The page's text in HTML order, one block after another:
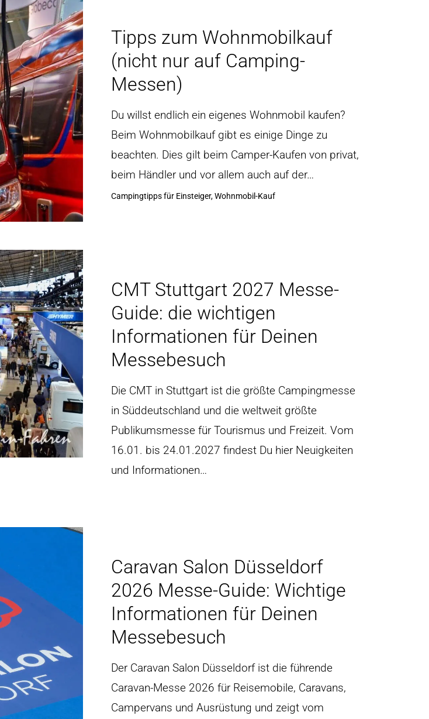
Tipps zum Wohnmobilkauf
(nicht nur auf Camping-
Messen)
Du willst endlich ein eigenes Wohnmobil kaufen?
Beim Wohnmobilkauf gibt es einige Dinge zu
beachten. Dies gilt beim Camper-Kaufen von privat,
beim Händler und vor allem auch auf der…
Campingtipps für Einsteiger, Wohnmobil-Kauf
CMT Stuttgart 2027 Messe-
Guide: die wichtigen
Informationen für Deinen
Messebesuch
Die CMT in Stuttgart ist die größte Campingmesse
in Süddeutschland und die weltweit größte
Publikumsmesse für Tourismus und Freizeit. Vom
16.01. bis 24.01.2027 findest Du hier Neuigkeiten
und Informationen…
Caravan Salon Düsseldorf
2026 Messe-Guide: Wichtige
Informationen für Deinen
Messebesuch
Der Caravan Salon Düsseldorf ist die führende
Caravan-Messe 2026 für Reisemobile, Caravans,
Campervans und Ausrüstung und zeigt vom